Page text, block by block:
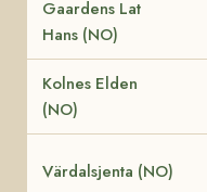
Gaardens Lat
Hans (NO)
Kolnes Elden
(NO)
Värdalsjenta (NO)